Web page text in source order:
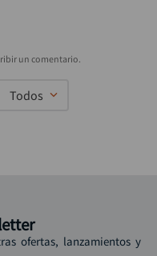
Todos
ofertas, lanzamientos y